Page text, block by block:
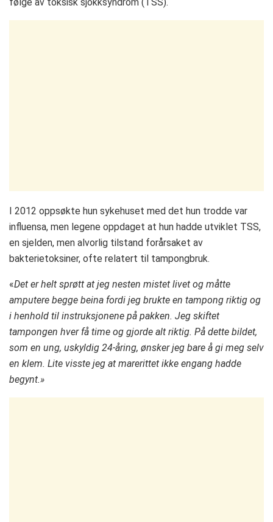
I 2012 oppsøkte hun sykehuset med det hun trodde var
influensa, men legene oppdaget at hun hadde utviklet TSS,
en sjelden, men alvorlig tilstand forårsaket av
bakterietoksiner, ofte relatert til tampongbruk​.
«Det er helt sprøtt at jeg nesten mistet livet og måtte
amputere begge beina fordi jeg brukte en tampong riktig og
i henhold til instruksjonene på pakken. Jeg skiftet
tampongen hver få time og gjorde alt riktig. På dette bildet,
som en ung, uskyldig 24-åring, ønsker jeg bare å gi meg selv
en klem. Lite visste jeg at marerittet ikke engang hadde
begynt.»